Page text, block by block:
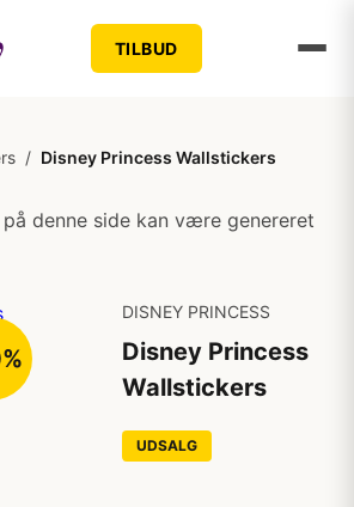
TILBUD
/ Disney Princess Wallstickers
denne side kan være genereret
DISNEY PRINCESS
Disney Princess
Wallstickers
UDSALG